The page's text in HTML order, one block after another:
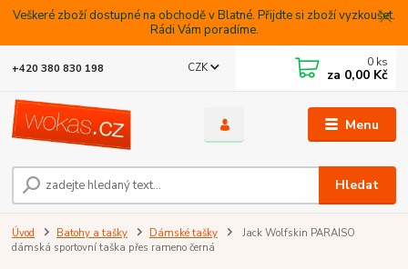
Veškeré zboží dostupné na obchodě v Blatné. Přijdte si zboží vyzkoušet.
Rádi Vám poradíme.
Menu
CZK
Hledat
+420 380 830 198 0 ks
za 0,00 Kč
Úvod Batohy a tašky Dámské tašky
Jack Wolfskin PARAISO
dámská sportovní taška přes rameno černá